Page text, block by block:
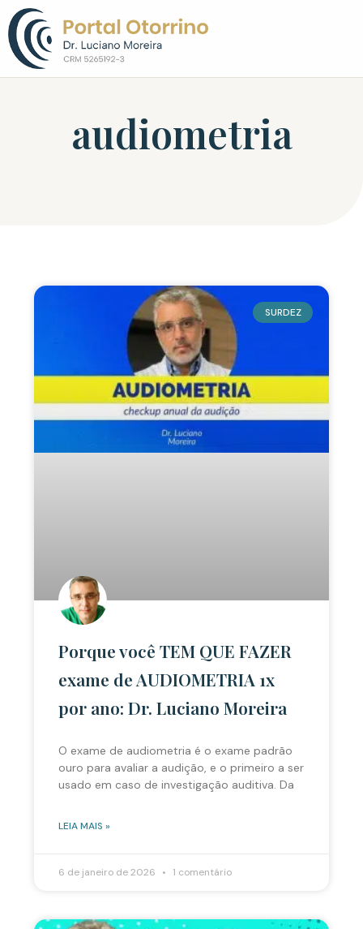
audiometria
SURDEZ
Porque você TEM QUE FAZER
exame de AUDIOMETRIA 1x
por ano: Dr. Luciano Moreira
O exame de audiometria é o exame padrão
ouro para avaliar a audição, e o primeiro a ser
usado em caso de investigação auditiva. Da
LEIA MAIS »
6 de janeiro de 2026 1 comentário